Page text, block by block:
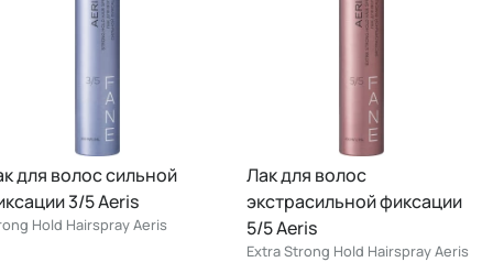
для волос сильной
3/5 Aeris
Hold Hairspray Aeris
Лак для волос
экстрасильной фиксации
5/5 Aeris
Extra Strong Hold Hairspray Aeris